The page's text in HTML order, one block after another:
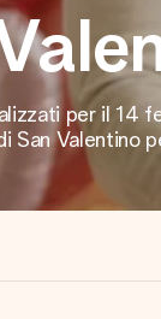
su Google
il suo nome,
per il 14
San Valentino